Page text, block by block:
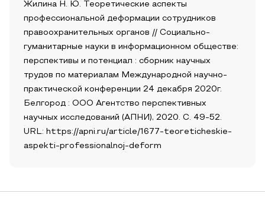
Жилина Н. Ю. Теоретические аспекты
профессиональной деформации сотрудников
правоохранительных органов // Социально-
гуманитарные науки в информационном обществе:
перспективы и потенциал : сборник научных
трудов по материалам Международной научно-
практической конференции 24 декабря 2020г.
Белгород : ООО Агентство перспективных
научных исследований (АПНИ), 2020. С. 49-52.
URL: https://apni.ru/article/1677-teoreticheskie-
aspekti-professionalnoj-deform